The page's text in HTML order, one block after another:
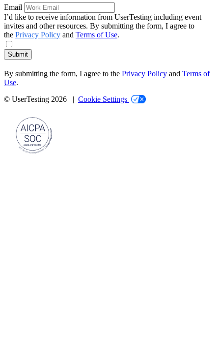
Email
I’d like to receive information from UserTesting including event
invites and other resources. By submitting the form, I agree to
the Privacy Policy and Terms of Use.
Submit
By submitting the form, I agree to the Privacy Policy and Terms of
Use.
© UserTesting 2026 | Cookie Settings